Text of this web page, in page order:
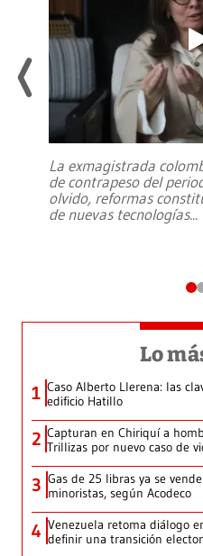
La exmagistrada
de contrapeso del
olvido, reformas
de nuevas tecnologías...
Lo
1 Caso Alberto Llerena: las
edificio Hatillo
2 Capturan en Chiriquí a
Trillizas por nuevo caso de
3 Gas de 25 libras ya se
minoristas, según Acodeco
4 Venezuela retoma diálogo
definir una transición